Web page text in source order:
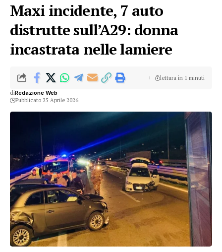
Maxi incidente, 7 auto
distrutte sull’A29: donna
incastrata nelle lamiere
diRedazione Web
Pubblicato 25 Aprile 2026
lettura in 1 minuti